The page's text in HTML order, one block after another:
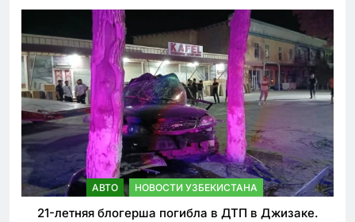
АВТО НОВОСТИ УЗБЕКИСТАНА
21-летняя блогерша погибла в ДТП в Джизаке.